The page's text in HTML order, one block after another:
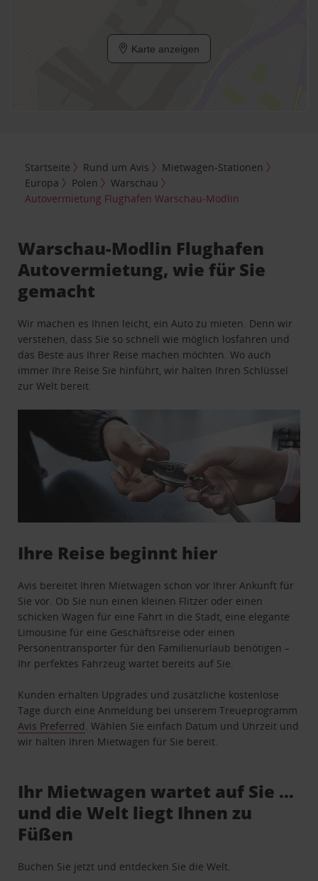
Karte anzeigen
Startseite Rund um Avis
Mietwagen-Stationen
Europa
Polen
Warschau
Autovermietung Flughafen Warschau-Modlin
Warschau-Modlin Flughafen
Autovermietung, wie für Sie
gemacht
Wir machen es Ihnen leicht, ein Auto zu mieten. Denn wir
verstehen, dass Sie so schnell wie möglich losfahren und
das Beste aus Ihrer Reise machen möchten. Wo auch
immer Ihre Reise Sie hinführt, wir halten Ihren Schlüssel
zur Welt bereit.
Ihre Reise beginnt hier
Avis bereitet Ihren Mietwagen schon vor Ihrer Ankunft für
Sie vor. Ob Sie nun einen kleinen Flitzer oder einen
schicken Wagen für eine Fahrt in die Stadt, eine elegante
Limousine für eine Geschäftsreise oder einen
Personentransporter für den Familienurlaub benötigen –
Ihr perfektes Fahrzeug wartet bereits auf Sie.
Kunden erhalten Upgrades und zusätzliche kostenlose
Tage durch eine Anmeldung bei unserem Treueprogramm
Avis Preferred . Wählen Sie einfach Datum und Uhrzeit und
wir halten Ihren Mietwagen für Sie bereit.
Ihr Mietwagen wartet auf Sie …
und die Welt liegt Ihnen zu
Füßen
Buchen Sie jetzt und entdecken Sie die Welt.